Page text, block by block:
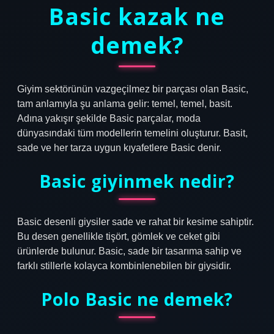
Basic kazak ne
demek?
Giyim sektörünün vazgeçilmez bir parçası olan Basic,
tam anlamıyla şu anlama gelir: temel, temel, basit.
Adına yakışır şekilde Basic parçalar, moda
dünyasındaki tüm modellerin temelini oluşturur. Basit,
sade ve her tarza uygun kıyafetlere Basic denir.
Basic giyinmek nedir?
Basic desenli giysiler sade ve rahat bir kesime sahiptir.
Bu desen genellikle tişört, gömlek ve ceket gibi
ürünlerde bulunur. Basic, sade bir tasarıma sahip ve
farklı stillerle kolayca kombinlenebilen bir giysidir.
Polo Basic ne demek?